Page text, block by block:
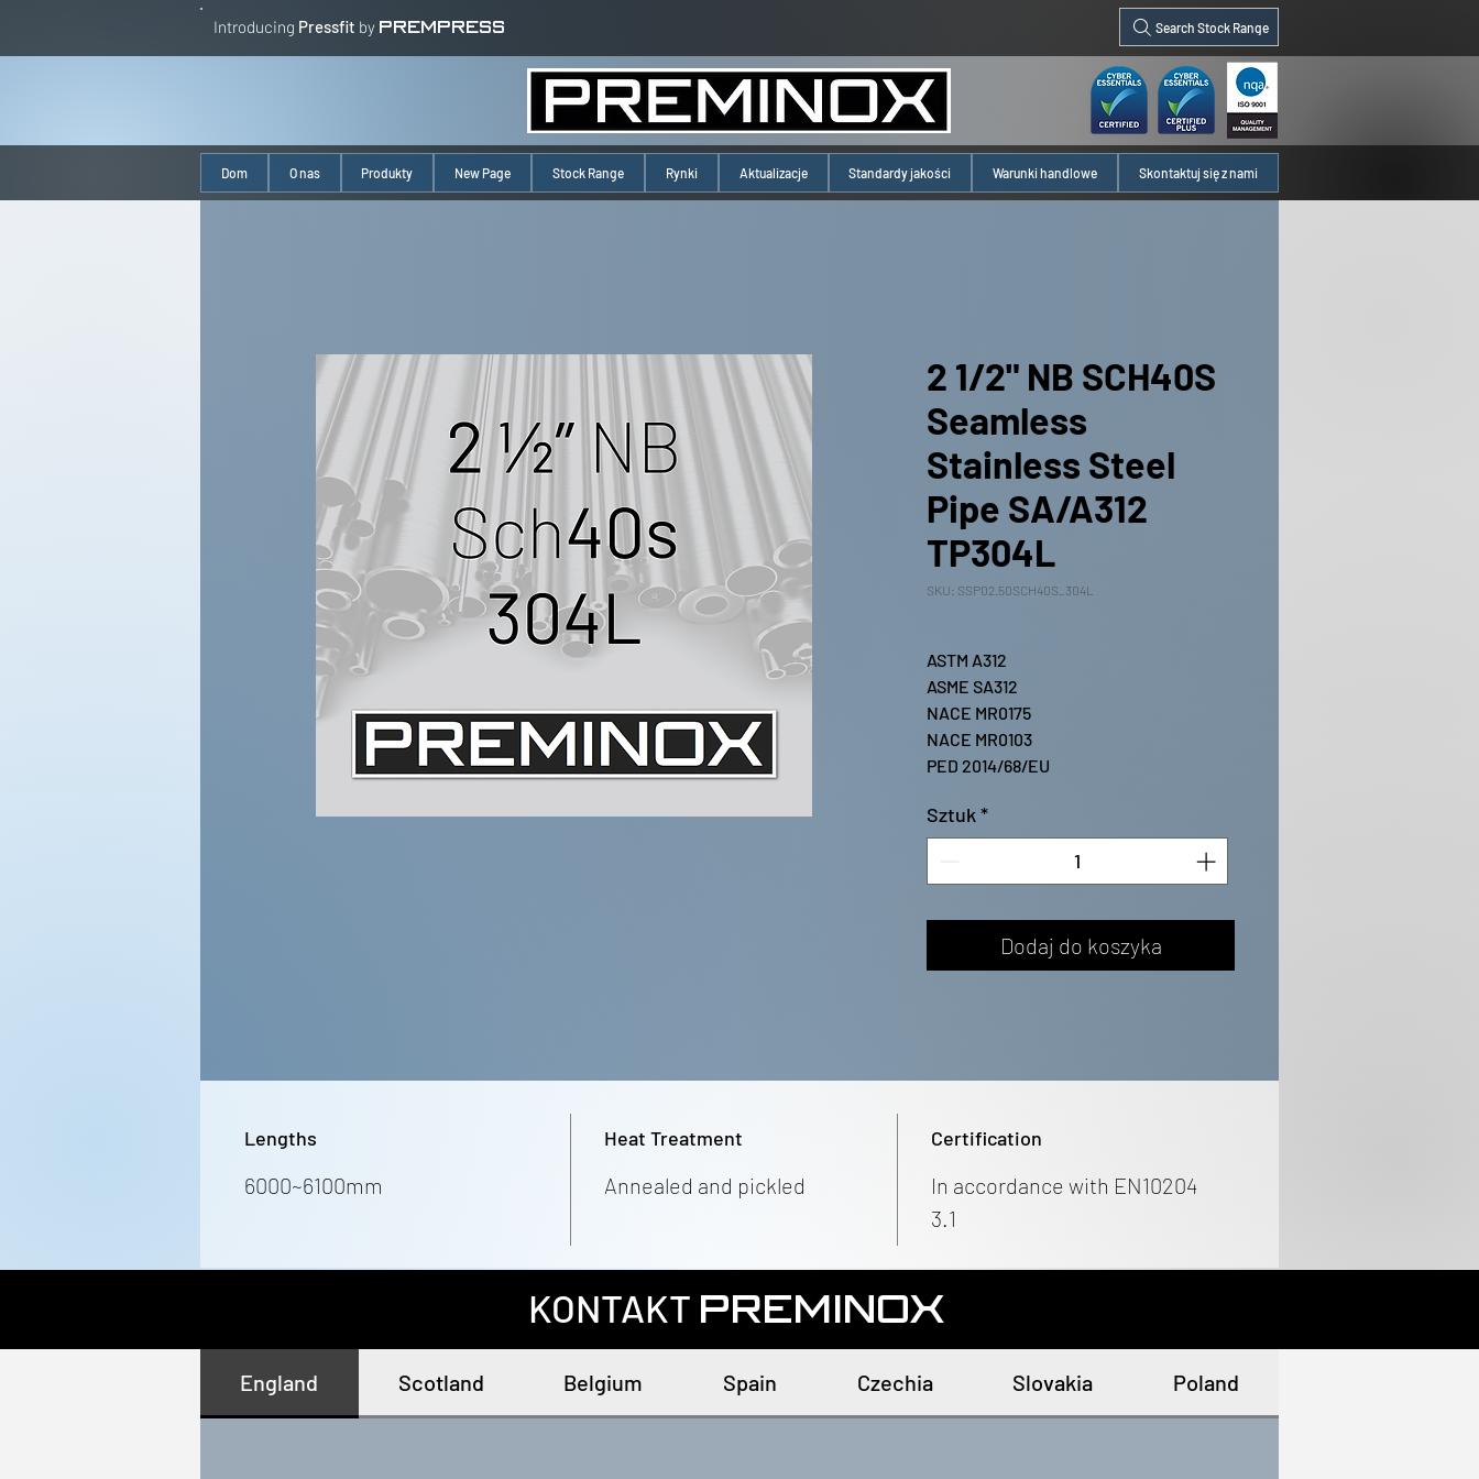
Introducing Pressfit by PREMPRESS Search Stock Range
Dom O nas Produkty New Page Stock Range Rynki Aktualizacje Standardy jakości Warunki handlowe Skontaktuj się z nami
2 1/2" NB SCH40S
Seamless
Stainless Steel
Pipe SA/A312
TP304L
SKU: SSP02.50SCH40S_304L
ASTM A312
ASME SA312
NACE MR0175
NACE MR0103
PED 2014/68/EU
Sztuk *
Dodaj do koszyka
Lengths
6000~6100mm
Heat Treatment
Annealed and pickled
Certification
In accordance with EN10204
3.1
KONTAKT PREMINOX
England Scotland Belgium Spain Czechia Slovakia Poland